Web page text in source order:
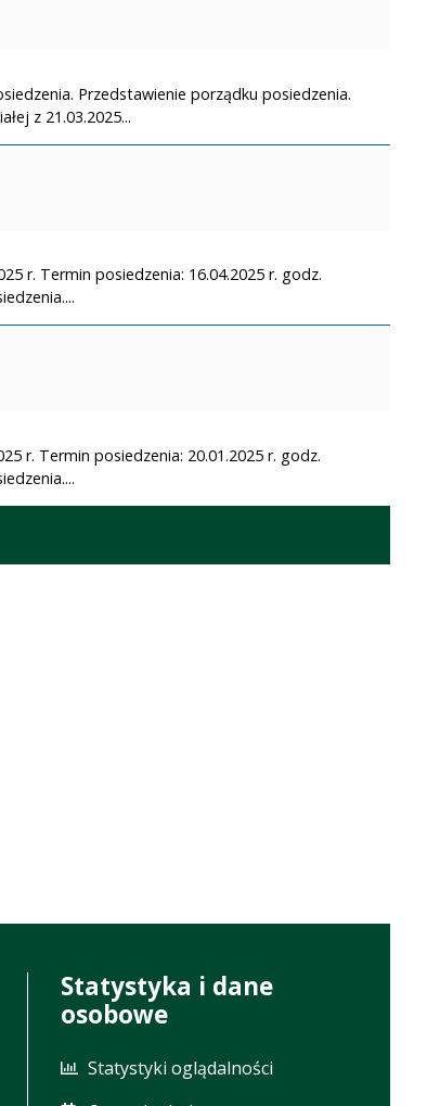
Przedstawienie porządku posiedzenia.
z 21.03.2025...
r. Termin posiedzenia: 16.04.2025 r. godz.
r. Termin posiedzenia: 20.01.2025 r. godz.
Statystyka i dane
osobowe
Statystyki oglądalności